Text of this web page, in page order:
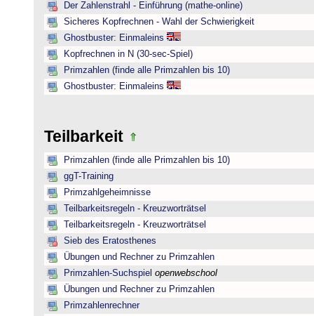
Der Zahlenstrahl - Einführung (mathe-online)
Sicheres Kopfrechnen - Wahl der Schwierigkeit
Ghostbuster: Einmaleins
Kopfrechnen in N (30-sec-Spiel)
Primzahlen (finde alle Primzahlen bis 10)
Ghostbuster: Einmaleins
Teilbarkeit
Primzahlen (finde alle Primzahlen bis 10)
ggT-Training
Primzahlgeheimnisse
Teilbarkeitsregeln - Kreuzworträtsel
Teilbarkeitsregeln - Kreuzworträtsel
Sieb des Eratosthenes
Übungen und Rechner zu Primzahlen
Primzahlen-Suchspiel openwebschool
Übungen und Rechner zu Primzahlen
Primzahlenrechner